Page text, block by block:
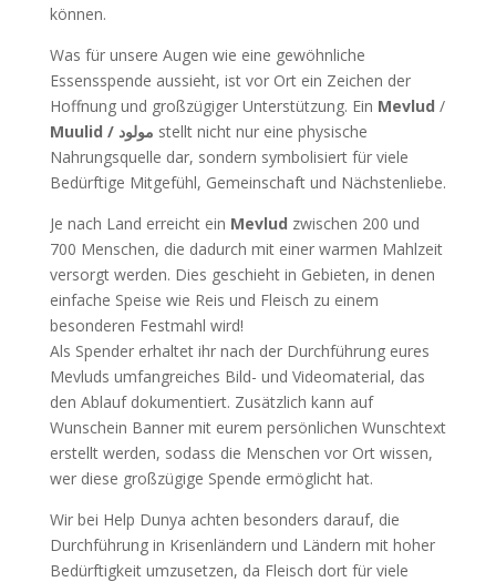
können.
Was für unsere Augen wie eine gewöhnliche
Essensspende aussieht, ist vor Ort ein Zeichen der
Hoffnung und großzügiger Unterstützung. Ein Mevlud /
Muulid / مولود stellt nicht nur eine physische
Nahrungsquelle dar, sondern symbolisiert für viele
Bedürftige Mitgefühl, Gemeinschaft und Nächstenliebe.
Je nach Land erreicht ein Mevlud zwischen 200 und
700 Menschen, die dadurch mit einer warmen Mahlzeit
versorgt werden. Dies geschieht in Gebieten, in denen
einfache Speise wie Reis und Fleisch zu einem
besonderen Festmahl wird!
Als Spender erhaltet ihr nach der Durchführung eures
Mevluds umfangreiches Bild- und Videomaterial, das
den Ablauf dokumentiert. Zusätzlich kann auf
Wunschein Banner mit eurem persönlichen Wunschtext
erstellt werden, sodass die Menschen vor Ort wissen,
wer diese großzügige Spende ermöglicht hat.
Wir bei Help Dunya achten besonders darauf, die
Durchführung in Krisenländern und Ländern mit hoher
Bedürftigkeit umzusetzen, da Fleisch dort für viele